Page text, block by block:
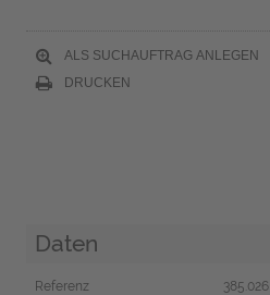
ALS SUCHAUFTRAG ANLEGEN
DRUCKEN
Daten
Referenz
385.026